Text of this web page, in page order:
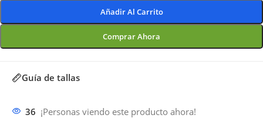
Añadir Al Carrito
Comprar Ahora
Guía de tallas
36 ¡Personas viendo este producto ahora!